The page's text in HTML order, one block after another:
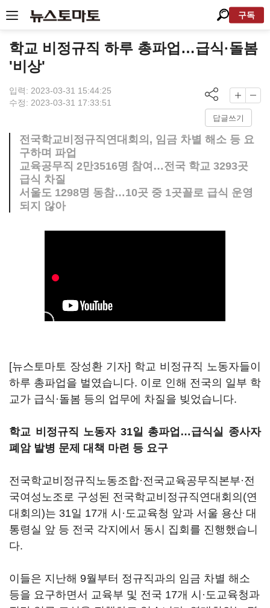
구독
학교 비정규직 하루 총파업…급식·돌봄
'비상'
입력: 2023-03-31 15:44:25
수정: 2023-03-31 17:33:51
답글쓰기
전국학교비정규직연대회의, 임금 차별 해소 등 요
구하며 파업
교육공무직 2만3516명 참여…전국 학교 3293곳
급식 차질
서울도 1298명 동참…10곳 중 1곳꼴로 급식 운영
되지 않아
[뉴스토마토 장성환 기자] 학교 비정규직 노동자들이
하루 총파업을 벌였습니다. 이로 인해 전국의 일부 학
교가 급식·돌봄 등의 업무에 차질을 빚었습니다.
학교 비정규직 노동자 31일 총파업…급식실 종사자
폐암 발병 문제 대책 마련 등 요구
전국학교비정규직노동조합·전국교육공무직본부·전
국여성노조로 구성된 전국학교비정규직연대회의(연
대회의)는 31일 17개 시·도교육청 앞과 서울 용산 대
통령실 앞 등 전국 각지에서 동시 집회를 진행했습니
다.
이들은 지난해 9월부터 정규직과의 임금 차별 해소
등을 요구하면서 교육부 및 전국 17개 시·도교육청과